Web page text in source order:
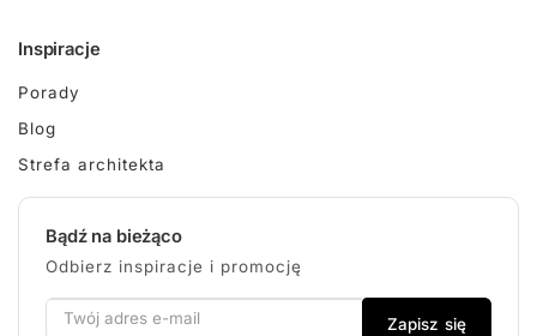
Inspiracje
Porady
Blog
Strefa architekta
Bądź na bieżąco
Odbierz inspiracje i promocję
Zapisz się